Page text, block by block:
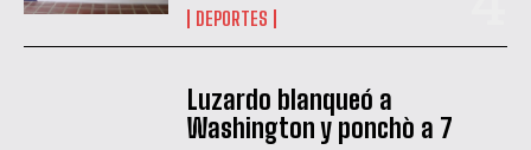
DEPORTES
Luzardo blanqueó a
Washington y ponchò a 7